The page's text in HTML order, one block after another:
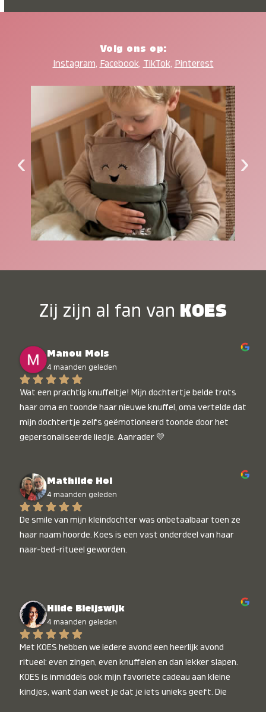
Volg ons op:
Instagram, Facebook, TikTok, Pinterest
‹ ›
Zij zijn al fan van KOES
Manou Mols
4 maanden geleden
Wat een prachtig knuffeltje! Mijn dochtertje belde trots
haar oma en toonde haar nieuwe knuffel, oma vertelde dat
mijn dochtertje zelfs geëmotioneerd toonde door het
gepersonaliseerde liedje. Aanrader 💛
Mathilde Hol
4 maanden geleden
De smile van mijn kleindochter was onbetaalbaar toen ze
haar naam hoorde. Koes is een vast onderdeel van haar
naar-bed-ritueel geworden.
Hilde Bleijswijk
4 maanden geleden
Met KOES hebben we iedere avond een heerlijk avond
ritueel: even zingen, even knuffelen en dan lekker slapen.
KOES is inmiddels ook mijn favoriete cadeau aan kleine
kindjes, want dan weet je dat je iets unieks geeft. Die